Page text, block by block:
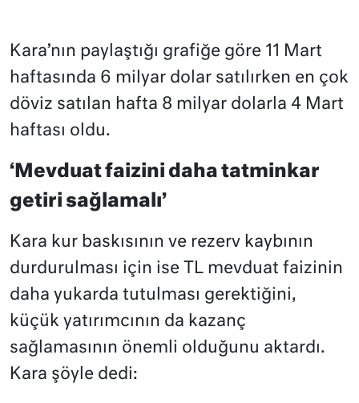
Kara’nın paylaştığı grafiğe göre 11 Mart
haftasında 6 milyar dolar satılırken en çok
döviz satılan hafta 8 milyar dolarla 4 Mart
haftası oldu.
‘Mevduat faizini daha tatminkar
getiri sağlamalı’
Kara kur baskısının ve rezerv kaybının
durdurulması için ise TL mevduat faizinin
daha yukarda tutulması gerektiğini,
küçük yatırımcının da kazanç
sağlamasının önemli olduğunu aktardı.
Kara şöyle dedi: